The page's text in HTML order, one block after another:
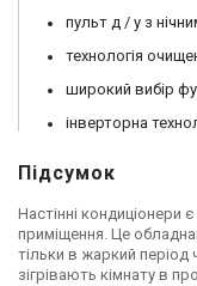
пульт д / у з
технологія
широкий вибір
інверторна
Підсумок
Настінні кондиціонери
приміщення. Це
тільки в жаркий
зігрівають кімнату в